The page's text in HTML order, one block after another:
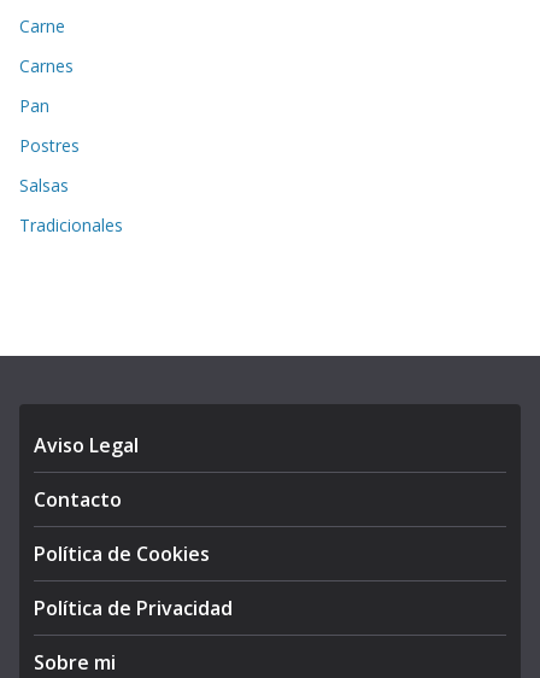
Carne
Carnes
Pan
Postres
Salsas
Tradicionales
Aviso Legal
Contacto
Política de Cookies
Política de Privacidad
Sobre mi